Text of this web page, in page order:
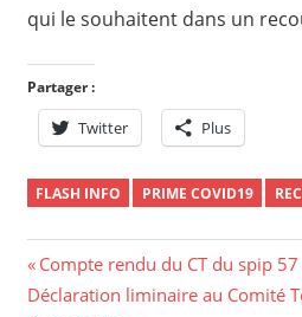
qui le souhaitent dans un
Partager :
Twitter Plus
FLASH INFO PRIME COVID19
Navigation
Previous
Post:
Compte rendu du CT du spip
Next
Déclaration liminaire au Comité